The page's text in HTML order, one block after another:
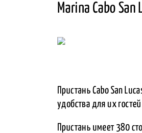
Marina Cabo San
Пристань Cabo San
удобства для их
Пристань имеет 380